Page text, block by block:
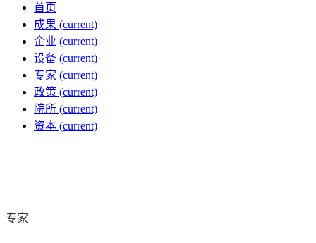
首页
成果 (current)
企业 (current)
设备 (current)
专家 (current)
政策 (current)
院所 (current)
资本 (current)
专家